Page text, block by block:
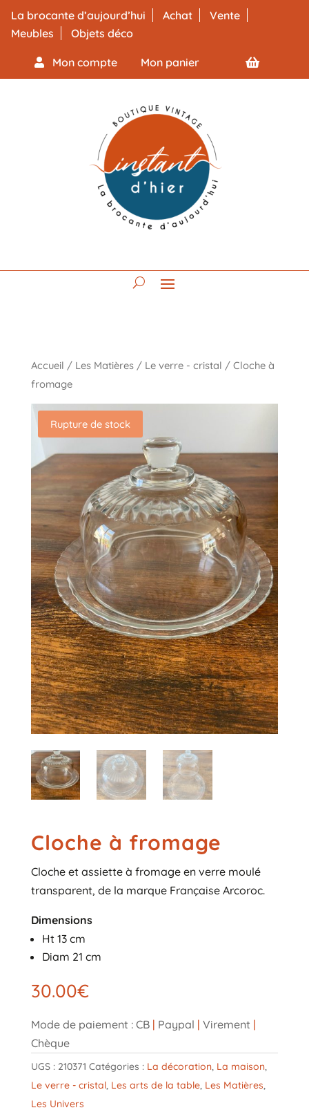
La brocante d’aujourd’hui Achat
Vente
Meubles
Objets déco
Mon compte Mon panier
Accueil / Les Matières/ Le verre - cristal / Cloche à
fromage
Cloche à fromage
Cloche et assiette à fromage en verre moulé
transparent, de la marque Française Arcoroc.
Dimensions
Ht 13 cm
Diam 21 cm
30.00€
Rupture de stock
Mode de paiement : CB | Paypal | Virement |
Chèque
UGS : 210371 Catégories : La décoration, La maison,
Le verre - cristal, Les arts de la table, Les Matières,
Les Univers